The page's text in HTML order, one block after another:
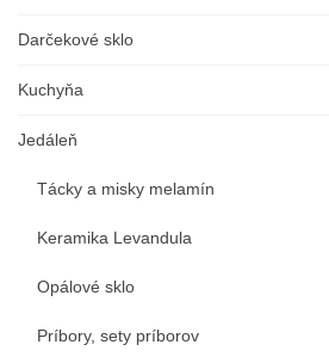
Darčekové sklo
Kuchyňa
Jedáleň
Tácky a misky melamín
Keramika Levandula
Opálové sklo
Príbory, sety príborov